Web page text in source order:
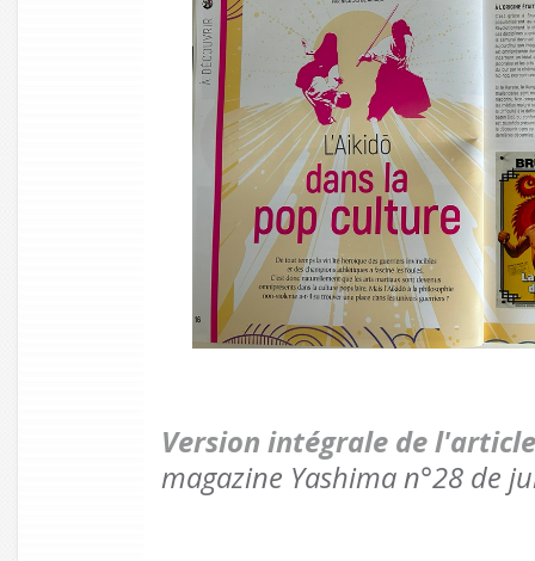
Version intégrale de
magazine Yashima n°28 de